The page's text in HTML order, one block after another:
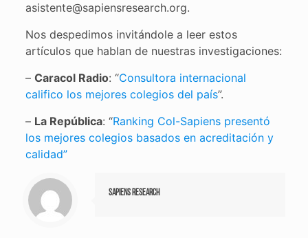
asistente@sapiensresearch.org.
Nos despedimos invitándole a leer estos
artículos que hablan de nuestras investigaciones:
– Caracol Radio: “Consultora internacional
califico los mejores colegios del país”.
– La República: “Ranking Col-Sapiens presentó
los mejores colegios basados en acreditación y
calidad”
Sapiens Research